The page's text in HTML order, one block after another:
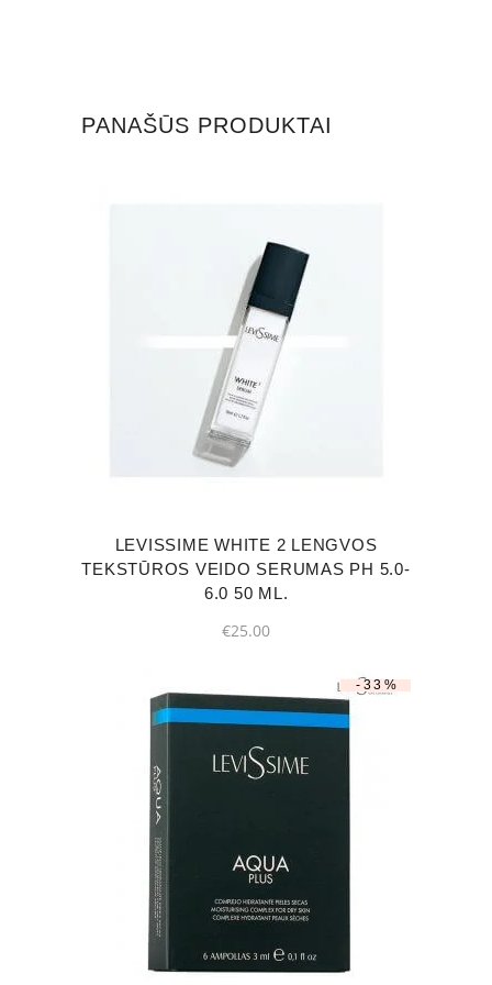
PANAŠŪS PRODUKTAI
LEVISSIME WHITE 2 LENGVOS
TEKSTŪROS VEIDO SERUMAS РН 5.0-
6.0 50 ML.
€25.00
-33%